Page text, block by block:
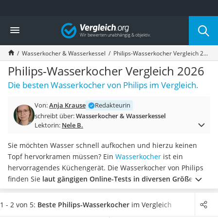
Die beliebtesten Vergleiche nach Kategorie
Haushalt
Wassersprudler
Zentralstaubsauger
Brotbackautomat
Wischroboter
Wäschespinne
Spülmaschinentabs
Akku-Staubsauger
AEG-Waschmaschine
Saug-Wisch-Roboter
Handstaubsauger
Milchaufschäumer
Kondenstrockner
Reiskocher
Vergleich
Wasserkocher & Wasserkessel Philips-Wasserkocher Vergleich 2026
Philips-Wasserkocher Vergleich 2026
Die besten Wasserkocher von Philips im Vergleich.
Von:Anja Krause
Redakteurin
schreibt über:Wasserkocher & Wasserkessel
Lektorin: Nele B.
Sie möchten Wasser schnell aufkochen und hierzu keinen
Topf hervorkramen müssen? Ein Wasserkocher ist ein
hervorragendes Küchengerät. Die Wasserkocher von Philips
finden Sie laut gängigen Online-Tests in diversen Größen
und Ausführungen. Darin können Sie große Mengen Wasser
erhitzen, bei Bedarf aber auch nur die Menge für eine
1 - 2 von 5: Beste Philips-Wasserkocher im Vergleich